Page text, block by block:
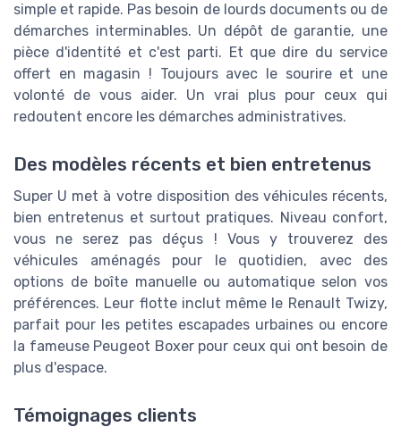
simple et rapide. Pas besoin de lourds documents ou de
démarches interminables. Un dépôt de garantie, une
pièce d'identité et c'est parti. Et que dire du service
offert en magasin ! Toujours avec le sourire et une
volonté de vous aider. Un vrai plus pour ceux qui
redoutent encore les démarches administratives.
Des modèles récents et bien entretenus
Super U met à votre disposition des véhicules récents,
bien entretenus et surtout pratiques. Niveau confort,
vous ne serez pas déçus ! Vous y trouverez des
véhicules aménagés pour le quotidien, avec des
options de boîte manuelle ou automatique selon vos
préférences. Leur flotte inclut même le Renault Twizy,
parfait pour les petites escapades urbaines ou encore
la fameuse Peugeot Boxer pour ceux qui ont besoin de
plus d'espace.
Témoignages clients